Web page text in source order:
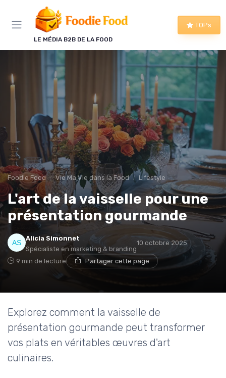
LE MÉDIA B2B DE LA FOOD
TOPs
Foodie Food Vie Ma Vie dans la Food Lifestyle
L'art de la vaisselle pour une
présentation gourmande
Alicia Simonnet
Spécialiste en marketing & branding
10 octobre 2025
9 min de lecture Partager cette page
Explorez comment la vaisselle de
présentation gourmande peut transformer
vos plats en véritables œuvres d'art
culinaires.
Panneau de gestion des cookies